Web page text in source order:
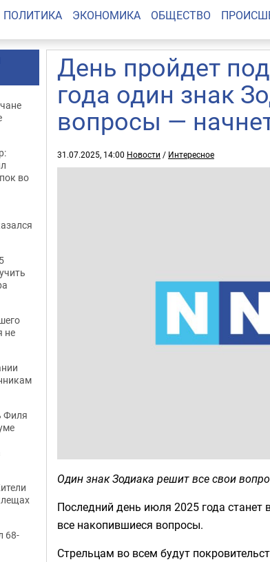
ПОЛИТИКА ЭКОНОМИКА ОБЩЕСТВО
День пройдет
года один знак
вопросы —
31.07.2025, 14:00 Новости / Интересное
Один знак Зодиака решит все свои
Последний день июля 2025 года
все накопившиеся вопросы.
Стрельцам во всем будут
во
не
Филя
68-